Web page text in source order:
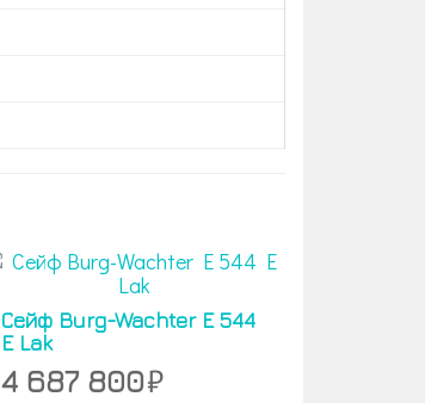
Сейф Burg-Wachter E 544
E Lak
4 687 800